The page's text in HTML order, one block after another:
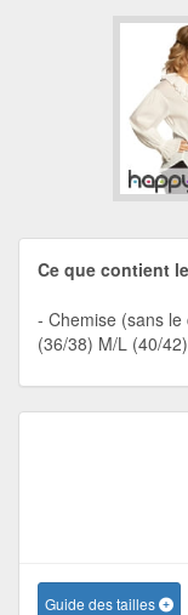
Ce que contient
Chemise (sans
(36/38) M/L (40/
Guide des tailles